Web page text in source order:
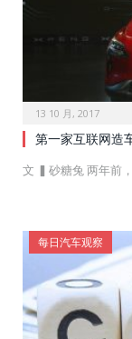
13 10 月, 2017
第一家互联网造
文 ▍砂糖兔 两年前
每日汽车观察